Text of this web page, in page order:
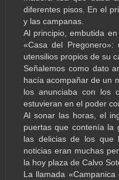
diferentes pisos. En el
y las campanas.
Al principio, embutida
«Casa del
utensilios propios de su
Señalemos como dato
hacía acompañar de un
los anunciaba con los
estuvieran en el poder
Al sonar las horas, el
puertas que contenía la
las delicias de los que
noticias eran muchas
la hoy plaza de Calvo
La llamada